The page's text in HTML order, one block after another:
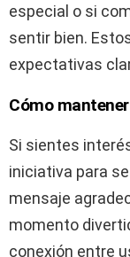
especial o si
sentir bien.
expectativas
Cómo
Si sientes
iniciativa para
mensaje
momento
conexión entre